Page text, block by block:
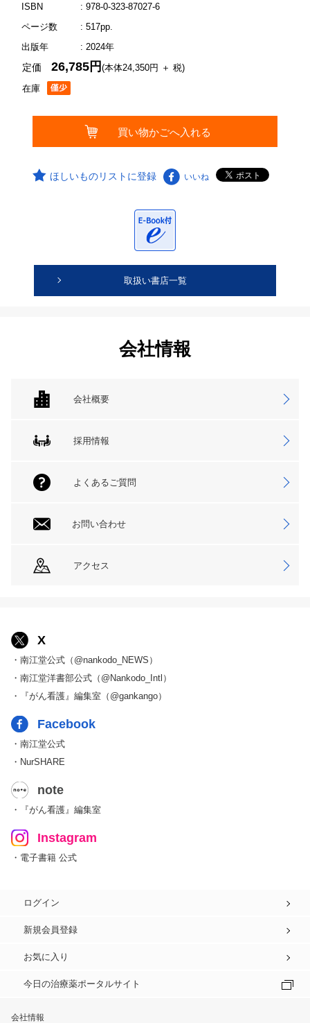
ISBN
: 978-0-323-87027-6
ページ数
: 517pp.
出版年
: 2024年
在庫
定価26,785円(本体24,350円 ＋ 税)
ほしいものリストに登録 いいね
取扱い書店一覧
会社情報
会社概要
採用情報
よくあるご質問
お問い合わせ
アクセス
X
・南江堂公式（@nankodo_NEWS）
・南江堂洋書部公式（@Nankodo_Intl）
・『がん看護』編集室（@gankango）
Facebook
・南江堂公式
・NurSHARE
note
・『がん看護』編集室
Instagram
・電子書籍 公式
ログイン
新規会員登録
お気に入り
今日の治療薬ポータルサイト
会社情報